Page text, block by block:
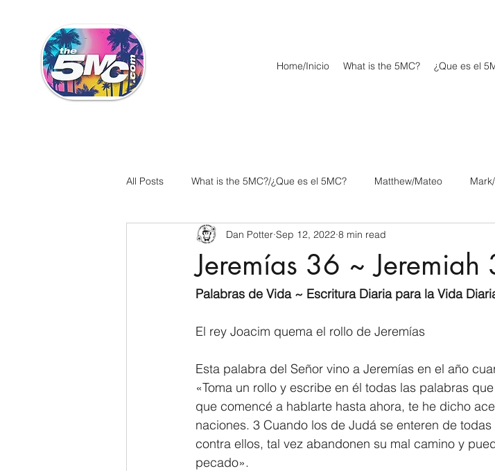
Home/Inicio What is the 5MC? ¿Que es el
All Posts What is the 5MC?/¿Que es el 5MC? Matthew/Mateo
Acts/Hechos Romans/Romanos 1 Corinthians/1 Corintios
Ephesians/Efesios Philippians/Filipenses Colossians/Colosenses
Hebrews/Hebreos James/Santiago 1 Peter/1 Pedro Psalm
2 John/2 Juan
Jeremías 36 ~ Jeremiah
Dan Potter Sep 12, 2022 8 min read
Palabras de Vida ~ Escritura Diaria para la Vida
El rey Joacim quema el rollo de Jeremías
Esta palabra del Señor vino a Jeremías en el año
«Toma un rollo y escribe en él todas las palabras
que comencé a hablarte hasta ahora, te he dicho
naciones. 3 Cuando los de Judá se enteren de
contra ellos, tal vez abandonen su mal camino y
pecado».